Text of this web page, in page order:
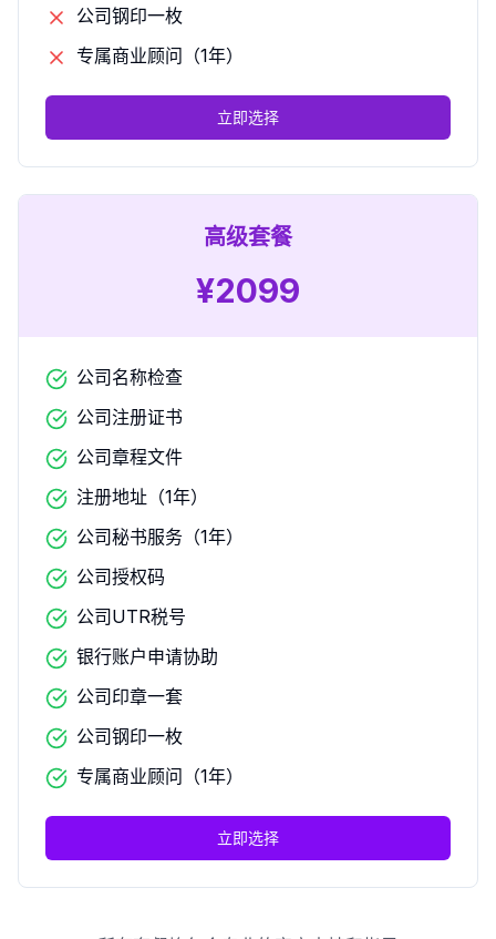
公司钢印一枚
专属商业顾问（1年）
立即选择
高级套餐
¥2099
公司名称检查
公司注册证书
公司章程文件
注册地址（1年）
公司秘书服务（1年）
公司授权码
公司UTR税号
银行账户申请协助
公司印章一套
公司钢印一枚
专属商业顾问（1年）
立即选择